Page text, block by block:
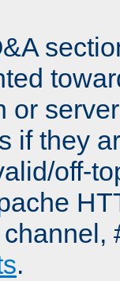
or
if they
off-
.